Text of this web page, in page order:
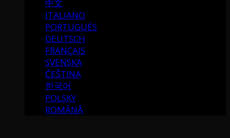
中文
ITALIANO
PORTUGUÉS
DEUTSCH
FRANÇAIS
SVENSKA
ČEŠTINA
한국어
POLSKY
ROMÂNĂ